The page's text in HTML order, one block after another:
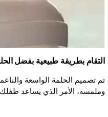
التقام بطريقة طبيعية بفضل
تم تصميم الحلمة الواسعة
وملمسه، الأمر الذي يساعد